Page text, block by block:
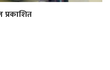
प्रकाशित